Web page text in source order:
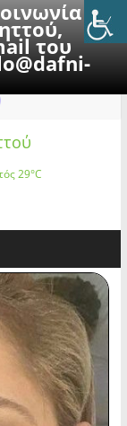
με
του
29°C